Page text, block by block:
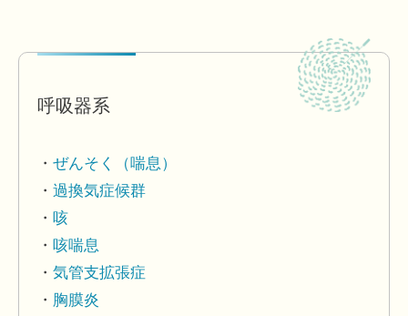
呼吸器系
ぜんそく（喘息）
過換気症候群
咳
咳喘息
気管支拡張症
胸膜炎